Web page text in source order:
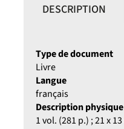
DESCRIPTION
Type de document
Livre
Langue
français
Description physique
1 vol. (281 p.) ; 21 x